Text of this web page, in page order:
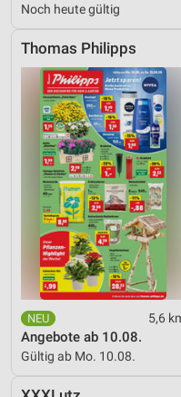
Noch heute gültig
Thomas Philipps
5,6
Angebote ab 10.08.
Gültig ab Mo. 10.08.
Verwendung reduzierter
Erstellung von Profilen
Werbung
Verwendung von Profilen
personalisierter Werbung
Erstellung von Profilen
von Inhalten
Verwendung von Profilen
personalisierter Inhalte
Messung der
Messung der
Analyse von Zielgruppen
Kombinationen von